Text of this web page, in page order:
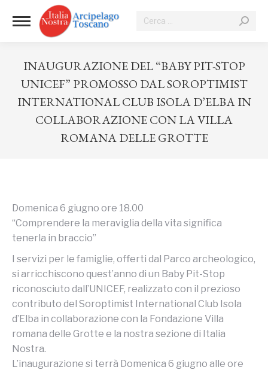
Cerca:
INAUGURAZIONE DEL “BABY PIT-STOP
UNICEF” PROMOSSO DAL SOROPTIMIST
INTERNATIONAL CLUB ISOLA D’ELBA IN
COLLABORAZIONE CON LA VILLA
ROMANA DELLE GROTTE
Domenica 6 giugno ore 18.00
“Comprendere la meraviglia della vita significa
tenerla in braccio”
I servizi per le famiglie, offerti dal Parco archeologico,
si arricchiscono quest’anno di un Baby Pit-Stop
riconosciuto dall’UNICEF, realizzato con il prezioso
contributo del Soroptimist International Club Isola
d’Elba in collaborazione con la Fondazione Villa
romana delle Grotte e la nostra sezione di Italia
Nostra.
L’inaugurazione si terrà Domenica 6 giugno alle ore